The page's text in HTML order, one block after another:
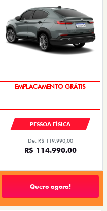
OPORTUNIDADE
PESSOA FÍSICA
De: R$ 119.990,00
R$ 114.990,00
Quero agora!